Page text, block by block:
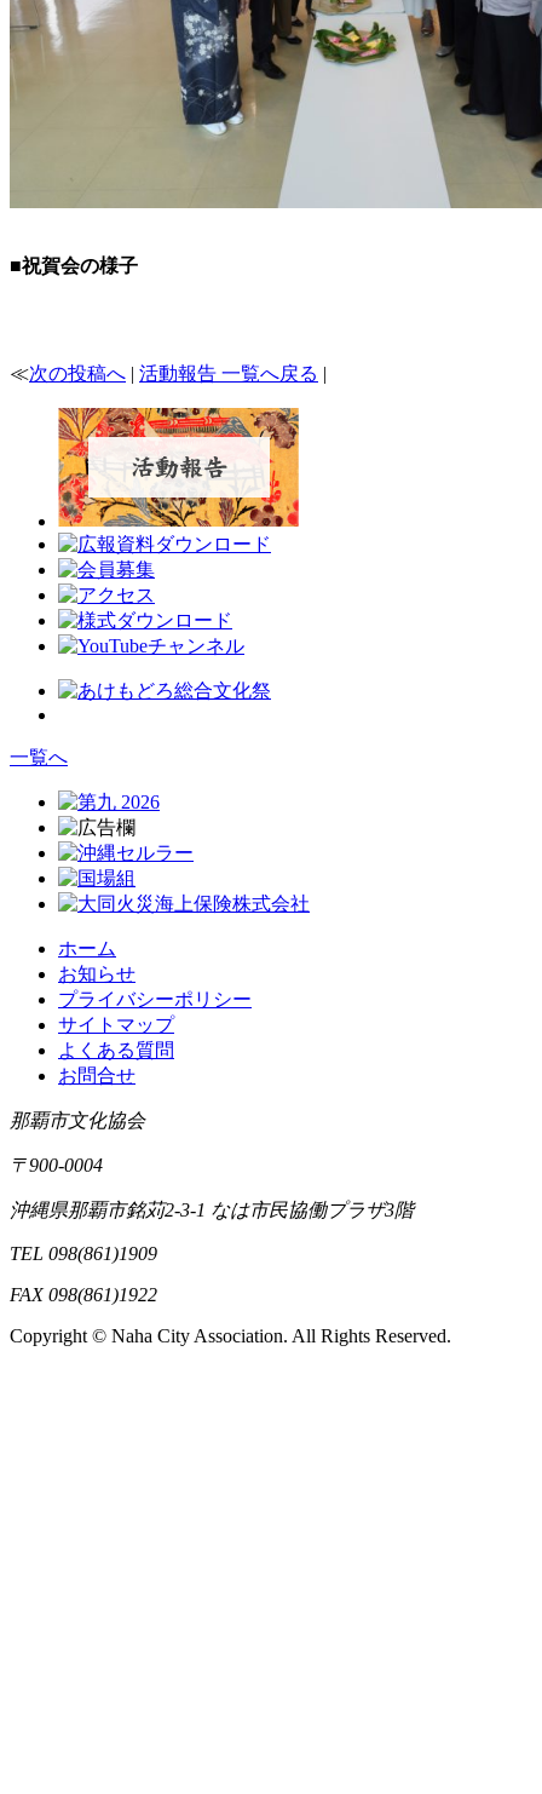
■祝賀会の様子
≪次の投稿へ | 活動報告 一覧へ戻る |
一覧へ
ホーム
お知らせ
プライバシーポリシー
サイトマップ
よくある質問
お問合せ
那覇市文化協会
〒900-0004
沖縄県那覇市銘苅2-3-1 なは市民協働プラザ3階
TEL 098(861)1909
FAX 098(861)1922
Copyright © Naha City Association. All Rights Reserved.